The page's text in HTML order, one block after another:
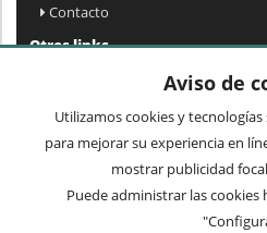
Contacto
Otros links
Preguntas
Condiciones de envío y devolución
Newsletter
Acepto privacidad
Aviso de
Utilizamos cookies y
para mejorar su experiencia en
mostrar publicidad
Puede administrar las cookies